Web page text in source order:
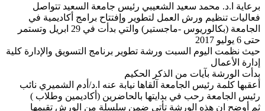
برعاية ا.د. محمد سعيد الشعيبي رئيس جامعة السعيد تتواصل
فعاليات تنظيم ورش العمل لتطوير وإفتتاح برامج أكاديمية في
الجامعة (بكالوريوس -ماجستير) والتي بدأت في 29 ابريل وتستمر
حتى 6 يوليو 2017
حيث نظمت اليوم السبت ورشة تطوير برنامج التسويق والإدارة كلية
إدارة الأعمال
بدأت الورشة بآيات من الذكر الحكيم
أعقبها كلمة رئيس الجامعة آلقاها نيابة عنه ا.د/أدم الشميري نائب
رئيس الجامعة رحب في بدايتها بالحاضرين (أكاديمين وطلاب )
ثم أوضح ان هذه الورشة تأتي ضمن سلسلة من الورش تقيمها